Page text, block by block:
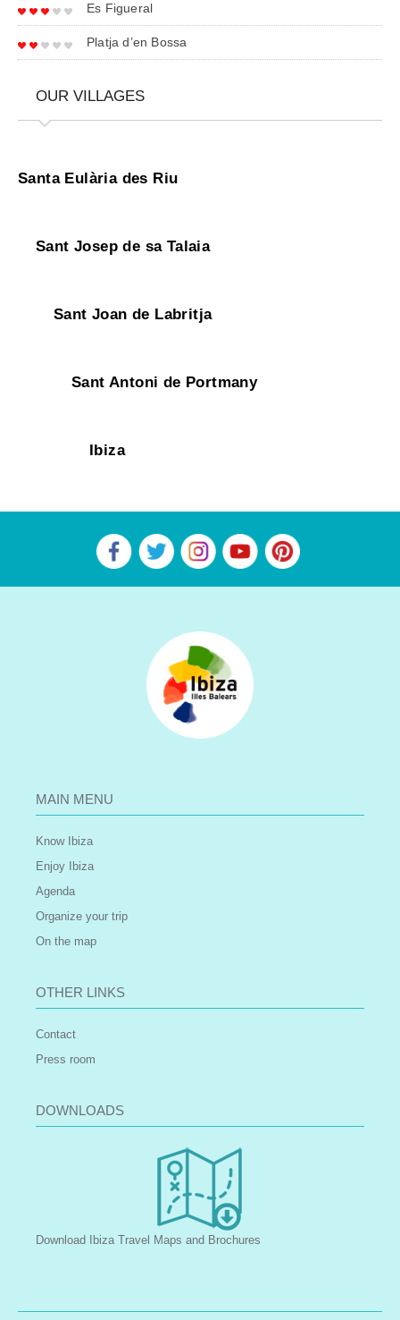
Es Figueral
Platja d’en Bossa
OUR VILLAGES
Santa Eulària des Riu
Sant Josep de sa Talaia
Sant Joan de Labritja
Sant Antoni de Portmany
Ibiza
MAIN MENU
Know Ibiza
Enjoy Ibiza
Agenda
Organize your trip
On the map
OTHER LINKS
Contact
Press room
DOWNLOADS
Download Ibiza Travel Maps and Brochures